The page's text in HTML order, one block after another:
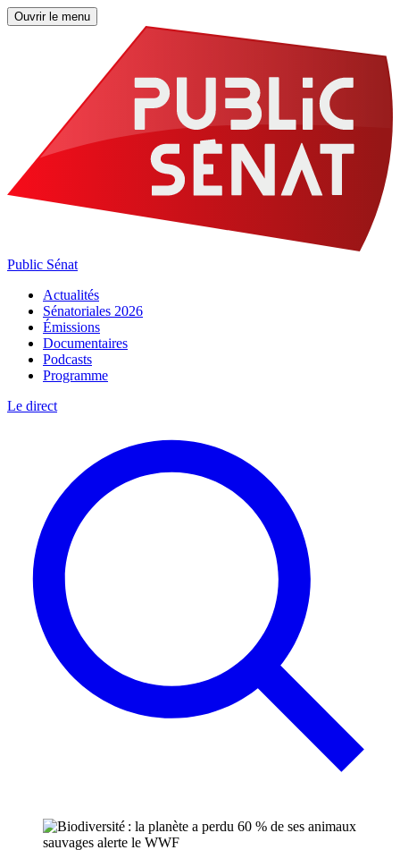
Ouvrir le menu
Public Sénat
Actualités
Sénatoriales 2026
Émissions
Documentaires
Podcasts
Programme
Le direct